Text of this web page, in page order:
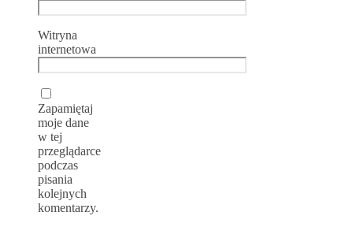
Witryna
internetowa
Zapamiętaj
moje dane
w tej
przeglądarce
podczas
pisania
kolejnych
komentarzy.